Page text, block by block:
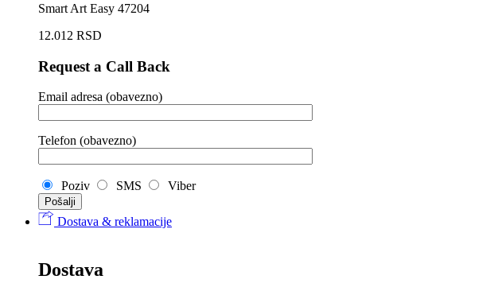
Smart Art Easy 47204
12.012 RSD
Request a Call Back
Email adresa (obavezno)
Telefon (obavezno)
Poziv SMS Viber
Dostava & reklamacije
Dostava